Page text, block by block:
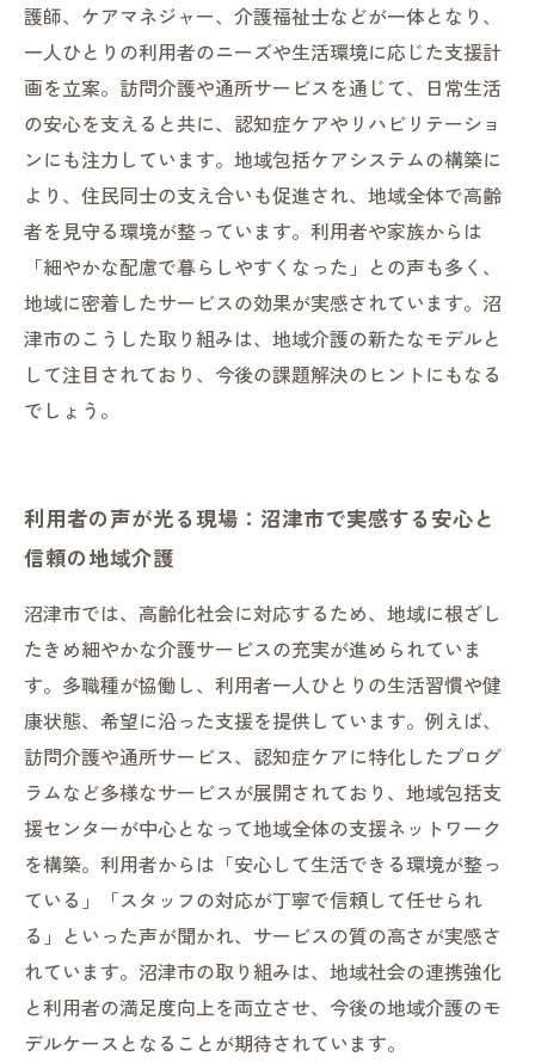
護師、ケアマネジャー、介護福祉士などが一体となり、
一人ひとりの利用者のニーズや生活環境に応じた支援計
画を立案。訪問介護や通所サービスを通じて、日常生活
の安心を支えると共に、認知症ケアやリハビリテーショ
ンにも注力しています。地域包括ケアシステムの構築に
より、住民同士の支え合いも促進され、地域全体で高齢
者を見守る環境が整っています。利用者や家族からは
「細やかな配慮で暮らしやすくなった」との声も多く、
地域に密着したサービスの効果が実感されています。沼
津市のこうした取り組みは、地域介護の新たなモデルと
して注目されており、今後の課題解決のヒントにもなる
でしょう。
利用者の声が光る現場：沼津市で実感する安心と
信頼の地域介護
沼津市では、高齢化社会に対応するため、地域に根ざし
たきめ細やかな介護サービスの充実が進められていま
す。多職種が協働し、利用者一人ひとりの生活習慣や健
康状態、希望に沿った支援を提供しています。例えば、
訪問介護や通所サービス、認知症ケアに特化したプログ
ラムなど多様なサービスが展開されており、地域包括支
援センターが中心となって地域全体の支援ネットワーク
を構築。利用者からは「安心して生活できる環境が整っ
ている」「スタッフの対応が丁寧で信頼して任せられ
る」といった声が聞かれ、サービスの質の高さが実感さ
れています。沼津市の取り組みは、地域社会の連携強化
と利用者の満足度向上を両立させ、今後の地域介護のモ
デルケースとなることが期待されています。